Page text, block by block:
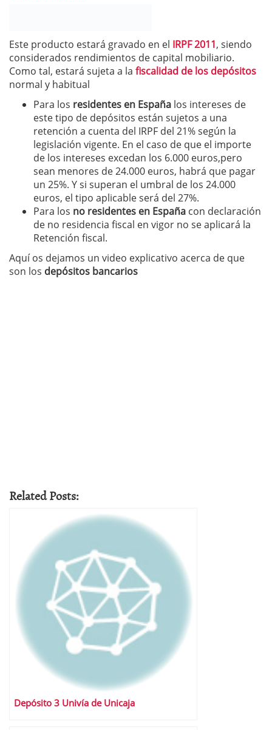
Este producto estará gravado en el IRPF 2011, siendo
considerados rendimientos de capital mobiliario.
Como tal, estará sujeta a la fiscalidad de los depósitos
normal y habitual
Para los residentes en España los intereses de
este tipo de depósitos están sujetos a una
retención a cuenta del IRPF del 21% según la
legislación vigente. En el caso de que el importe
de los intereses excedan los 6.000 euros,pero
sean menores de 24.000 euros, habrá que pagar
un 25%. Y si superan el umbral de los 24.000
euros, el tipo aplicable será del 27%.
Para los no residentes en España con declaración
de no residencia fiscal en vigor no se aplicará la
Retención fiscal.
Aquí os dejamos un video explicativo acerca de que
son los depósitos bancarios
Related Posts:
Depósito 3 Univía de Unicaja